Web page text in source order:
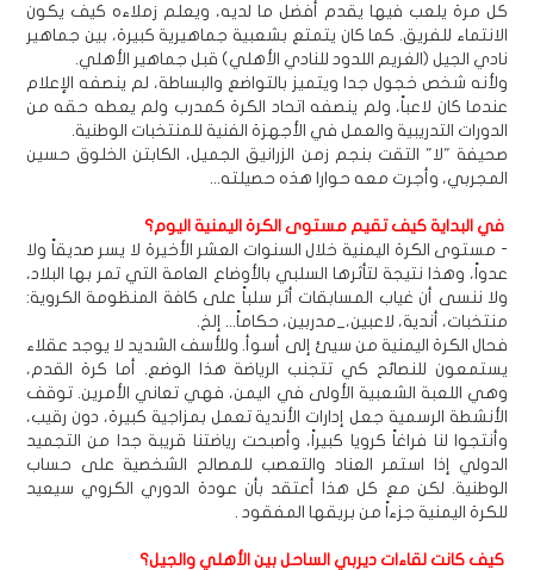
كل مرة يلعب فيها يقدم أفضل ما لديه، ويعلم زملاءه كيف يكون
الانتماء للفريق. كما كان يتمتع بشعبية جماهيرية كبيرة، بين جماهير
نادي الجيل (الغريم اللدود للنادي الأهلي) قبل جماهير الأهلي.
ولأنه شخص خجول جدا ويتميز بالتواضع والبساطة، لم ينصفه الإعلام
عندما كان لاعباً، ولم ينصفه اتحاد الكرة كمدرب ولم يعطه حقه من
الدورات التدريبية والعمل في الأجهزة الفنية للمنتخبات الوطنية.
صحيفة "لا" التقت بنجم زمن الزرانيق الجميل، الكابتن الخلوق حسين
المجربي، وأجرت معه حوارا هذه حصيلته...
في البداية كيف تقيم مستوى الكرة اليمنية اليوم؟
- مستوى الكرة اليمنية خلال السنوات العشر الأخيرة لا يسر صديقاً ولا
عدواً، وهذا نتيجة لتأثرها السلبي بالأوضاع العامة التي تمر بها البلاد،
ولا ننسى أن غياب المسابقات أثر سلباً على كافة المنظومة الكروية:
منتخبات، أندية، لاعبين،_مدربين، حكاماً... إلخ.
فحال الكرة اليمنية من سيئ إلى أسوأ. وللأسف الشديد لا يوجد عقلاء
يستمعون للنصائح كي تتجنب الرياضة هذا الوضع. أما كرة القدم،
وهي اللعبة الشعبية الأولى في اليمن، فهي تعاني الأمرين. توقف
الأنشطة الرسمية جعل إدارات الأندية تعمل بمزاجية كبيرة، دون رقيب،
وأنتجوا لنا فراغاً كرويا كبيراً، وأصبحت رياضتنا قريبة جدا من التجميد
الدولي إذا استمر العناد والتعصب للمصالح الشخصية على حساب
الوطنية. لكن مع كل هذا أعتقد بأن عودة الدوري الكروي سيعيد
للكرة اليمنية جزءاً من بريقها المفقود .
كيف كانت لقاءات ديربي الساحل بين الأهلي والجيل؟